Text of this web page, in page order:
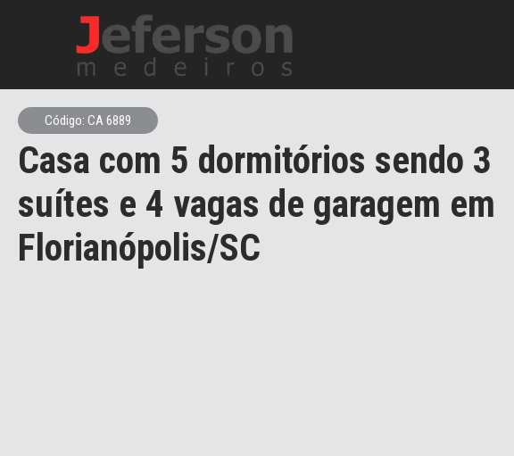
Código: CA 6889
Casa com 5 dormitórios sendo 3
suítes e 4 vagas de garagem em
Florianópolis/SC